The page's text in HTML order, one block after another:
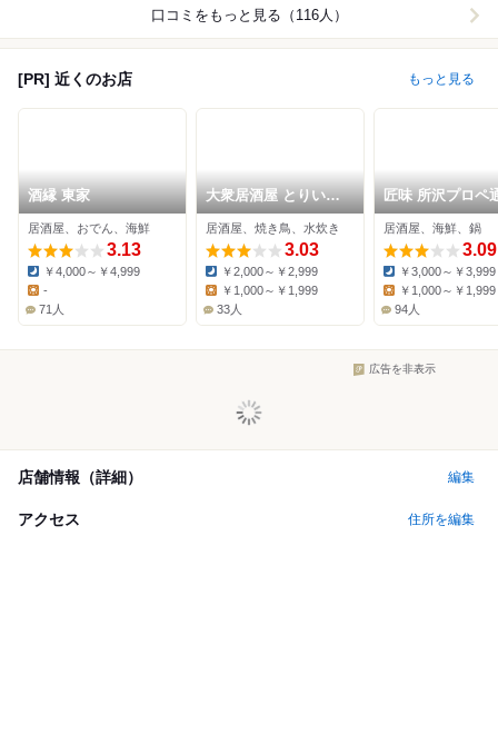
口コミをもっと見る（116人）
[PR] 近くのお店 もっと見る
酒縁 東家
居酒屋、おでん、海鮮
3.13
Dinner:
￥4,000～￥4,999
Lunch:
-
71人
大衆居酒屋 とりいち
ず 所沢プロペ通り店
居酒屋、焼き鳥、水炊き
3.03
Dinner:
￥2,000～￥2,999
Lunch:
￥1,000～￥1,999
33人
匠味 所沢プロペ
店
居酒屋、海鮮、鍋
3.09
Dinner:
￥3,000～￥3,999
Lunch:
￥1,000～￥1,999
94人
広告を非表示
店舗情報（詳細） 編集
アクセス 住所を編集